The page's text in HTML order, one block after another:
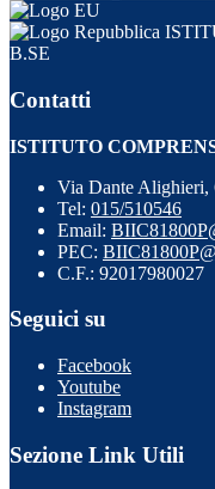
B.SE
Contatti
ISTITUTO
Via Dante Alighieri,
Tel: 015/510546
Email:
PEC:
C.F.: 92017980027
Seguici su
Facebook
Youtube
Instagram
Sezione Link Utili